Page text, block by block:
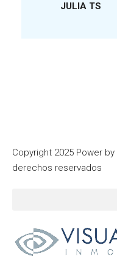
JULIA TS
Copyright 2025 Power by
derechos reservados